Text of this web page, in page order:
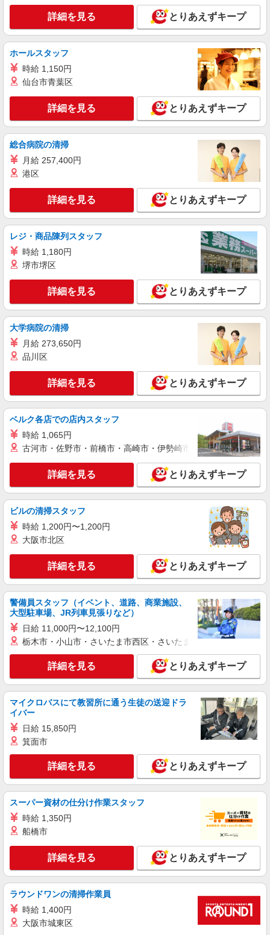
詳細を見る とりあえずキープ
ホールスタッフ
時給 1,150円
仙台市青葉区
詳細を見る とりあえずキープ
総合病院の清掃
月給 257,400円
港区
詳細を見る とりあえずキープ
レジ・商品陳列スタッフ
時給 1,180円
堺市堺区
詳細を見る とりあえずキープ
大学病院の清掃
月給 273,650円
品川区
詳細を見る とりあえずキープ
ベルク各店での店内スタッフ
時給 1,065円
古河市・佐野市・前橋市・高崎市・伊勢崎市・太田市・館林市
詳細を見る とりあえずキープ
ビルの清掃スタッフ
時給 1,200円〜1,200円
大阪市北区
詳細を見る とりあえずキープ
警備員スタッフ（イベント、道路、商業施設、
大型駐車場、JR列車見張りなど）
日給 11,000円〜12,100円
栃木市・小山市・さいたま市西区・さいたま市岩槻区・久喜市・
詳細を見る とりあえずキープ
マイクロバスにて教習所に通う生徒の送迎ドラ
イバー
日給 15,850円
箕面市
詳細を見る とりあえずキープ
スーパー資材の仕分け作業スタッフ
時給 1,350円
船橋市
詳細を見る とりあえずキープ
ラウンドワンの清掃作業員
時給 1,400円
大阪市城東区